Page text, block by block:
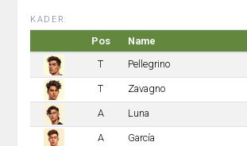
KADER:
Pos Name
T
Pellegrino
T Zavagno
A Luna
A García